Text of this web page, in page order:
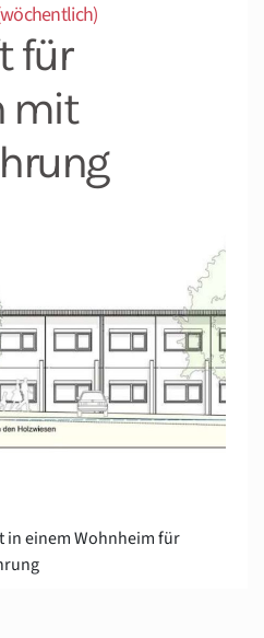
für
mit
in einem Wohnheim für